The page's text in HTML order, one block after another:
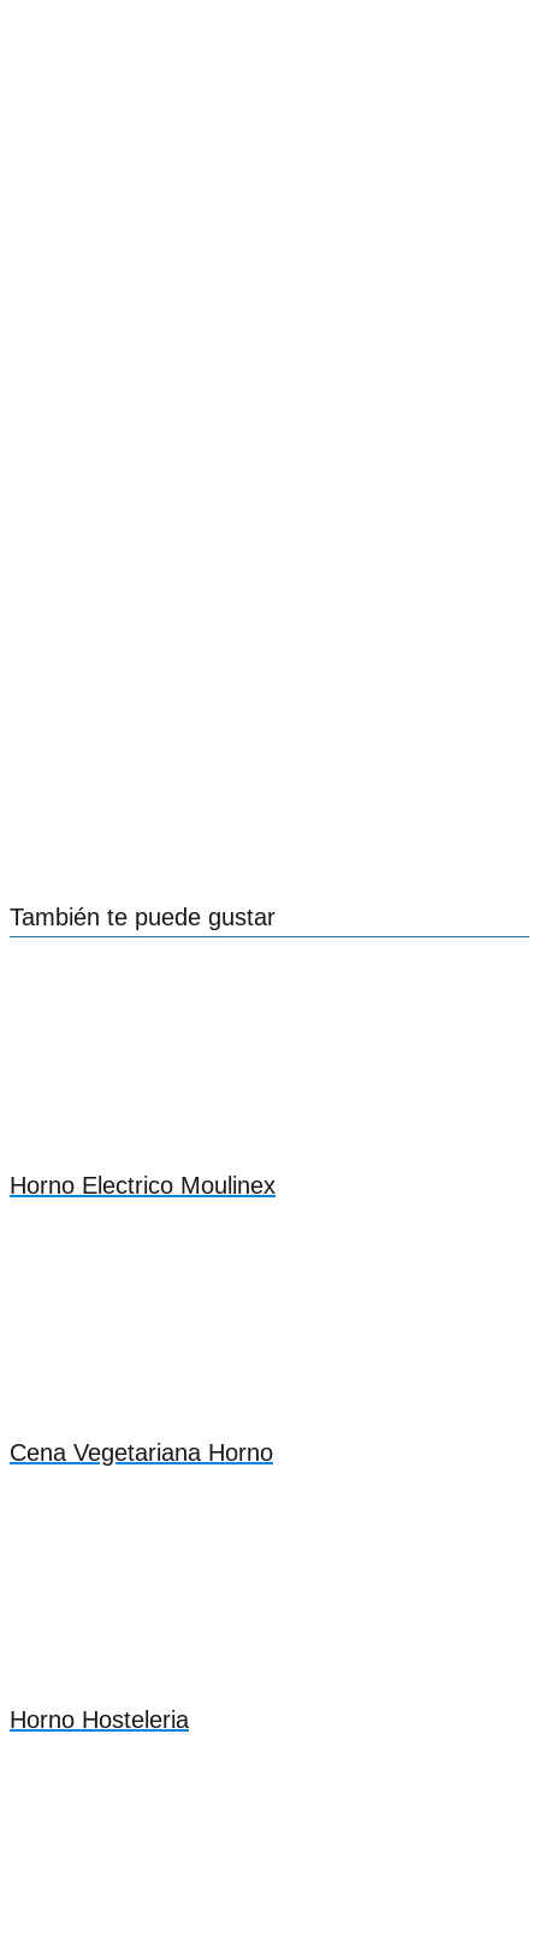
También te puede gustar
Horno Electrico Moulinex
Cena Vegetariana Horno
Horno Hosteleria